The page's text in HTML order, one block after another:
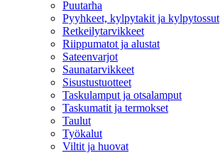
Puutarha
Pyyhkeet, kylpytakit ja kylpytossut
Retkeilytarvikkeet
Riippumatot ja alustat
Sateenvarjot
Saunatarvikkeet
Sisustustuotteet
Taskulamput ja otsalamput
Taskumatit ja termokset
Taulut
Työkalut
Viltit ja huovat